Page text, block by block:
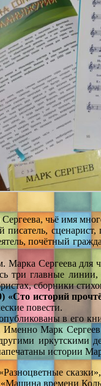
чьё имя
почётный
Сергеева
три главные
сборники
«Сто историй
повести.
в его
Марк
иркутскими
истории
«Машина времени